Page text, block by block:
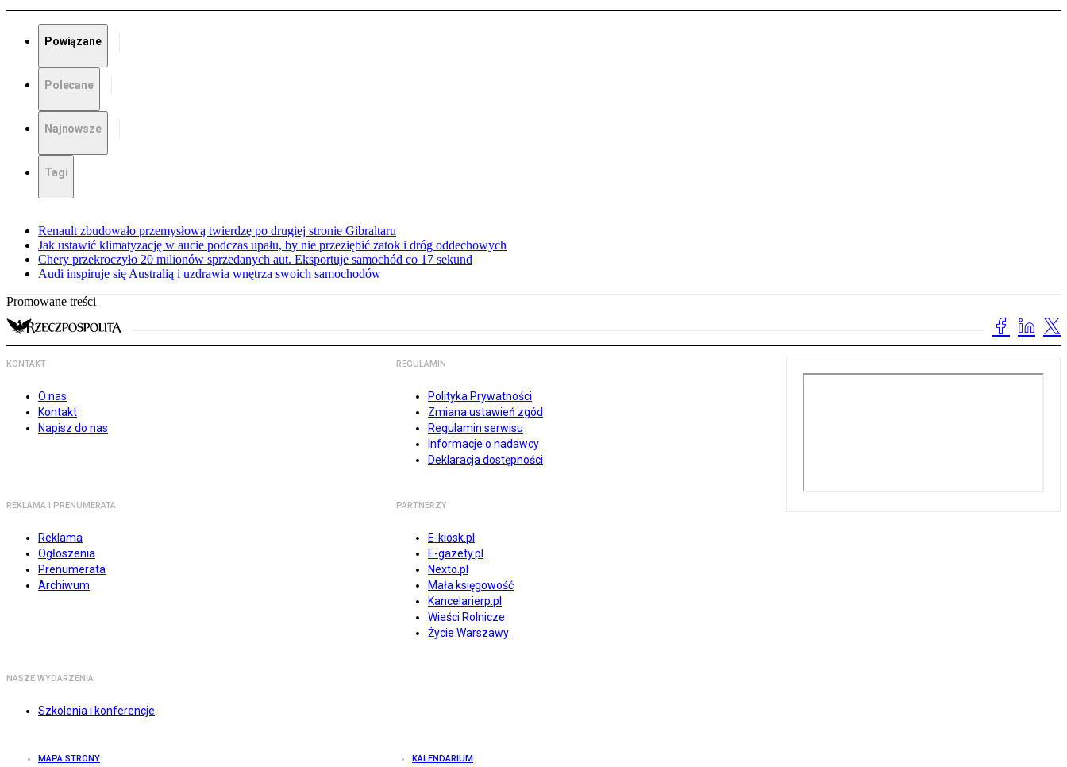
Powiązane
Polecane
Najnowsze
Tagi
Renault zbudowało przemysłową twierdzę po drugiej stronie Gibraltaru
Jak ustawić klimatyzację w aucie podczas upału, by nie przeziębić zatok i dróg oddechowych
Chery przekroczyło 20 milionów sprzedanych aut. Eksportuje samochód co 17 sekund
Audi inspiruje się Australią i uzdrawia wnętrza swoich samochodów
Promowane treści
KONTAKT
O nas
Kontakt
Napisz do nas
REGULAMIN
Polityka Prywatności
Zmiana ustawień zgód
Regulamin serwisu
Informacje o nadawcy
Deklaracja dostępności
REKLAMA I PRENUMERATA
Reklama
Ogłoszenia
Prenumerata
Archiwum
PARTNERZY
E-kiosk.pl
E-gazety.pl
Nexto.pl
Mała księgowość
Kancelarierp.pl
Wieści Rolnicze
Życie Warszawy
NASZE WYDARZENIA
Szkolenia i konferencje
MAPA STRONY KALENDARIUM